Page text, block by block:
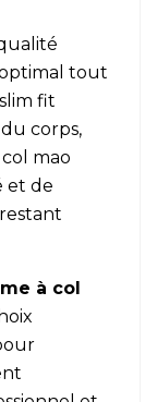
tout
fit
corps,
mao
et de
à col